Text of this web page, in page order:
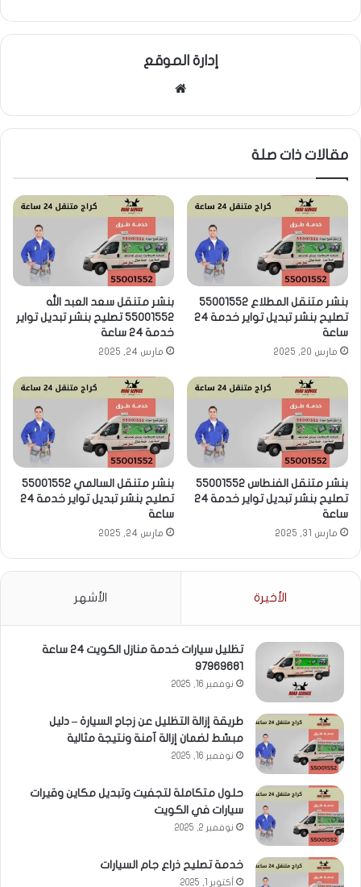
إدارة الموقع
مقالات ذات صلة
بنشر متنقل المطلاع 55001552
تصليح بنشر تبديل تواير خدمة 24
ساعة
مارس 20, 2025
بنشر متنقل سعد العبد الله
55001552 تصليح بنشر تبديل تواير
خدمة 24 ساعة
مارس 24, 2025
بنشر متنقل الفنطاس 55001552
تصليح بنشر تبديل تواير خدمة 24
ساعة
مارس 31, 2025
بنشر متنقل السالمي 55001552
تصليح بنشر تبديل تواير خدمة 24
ساعة
مارس 24, 2025
الأخيرة الأشهر
تظليل سيارات خدمة منازل الكويت 24 ساعة
97969681
نوفمبر 16, 2025
طريقة إزالة التظليل عن زجاج السيارة – دليل
مبسّط لضمان إزالة آمنة ونتيجة مثالية
نوفمبر 16, 2025
حلول متكاملة لتجفيت وتبديل مكاين وقيرات
سيارات في الكويت
نوفمبر 2, 2025
خدمة تصليح ذراع جام السيارات
أكتوبر 1, 2025